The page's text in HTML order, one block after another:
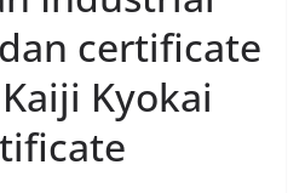
certificate
Kyokai